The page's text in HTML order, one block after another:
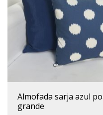
almofada sarja azul poá
grande